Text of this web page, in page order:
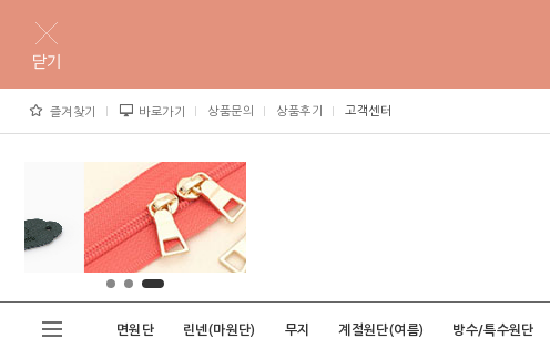
즐겨찾기 바로가기 상품문의 상품후기 고객센터
면원단 린넨(마원단) 무지 계절원단(여름) 방수/특수원단